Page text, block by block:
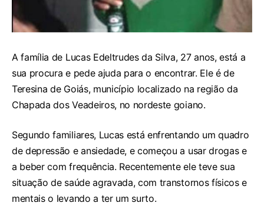
A família de Lucas Edeltrudes da Silva, 27 anos, está a
sua procura e pede ajuda para o encontrar. Ele é de
Teresina de Goiás, município localizado na região da
Chapada dos Veadeiros, no nordeste goiano.
Segundo familiares, Lucas está enfrentando um quadro
de depressão e ansiedade, e começou a usar drogas e
a beber com frequência. Recentemente ele teve sua
situação de saúde agravada, com transtornos físicos e
mentais o levando a ter um surto.